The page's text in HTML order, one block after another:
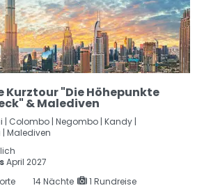
Kurztour "Die Höhepunkte
& Malediven
| Colombo | Negombo | Kandy |
| Malediven
April 2027
14Nächte
1 Rundreise